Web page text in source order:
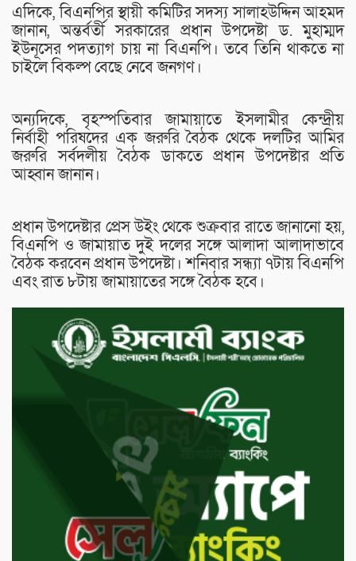
এদিকে, বিএনপির স্থায়ী কমিটির সদস্য সালাহউদ্দিন আহমদ
জানান, অন্তর্বর্তী সরকারের প্রধান উপদেষ্টা ড. মুহাম্মদ
ইউনূসের পদত্যাগ চায় না বিএনপি। তবে তিনি থাকতে না
চাইলে বিকল্প বেছে নেবে জনগণ।
অন্যদিকে, বৃহস্পতিবার জামায়াতে ইসলামীর কেন্দ্রীয়
নির্বাহী পরিষদের এক জরুরি বৈঠক থেকে দলটির আমির
জরুরি সর্বদলীয় বৈঠক ডাকতে প্রধান উপদেষ্টার প্রতি
আহ্বান জানান।
প্রধান উপদেষ্টার প্রেস উইং থেকে শুক্রবার রাতে জানানো হয়,
বিএনপি ও জামায়াত দুই দলের সঙ্গে আলাদা আলাদাভাবে
বৈঠক করবেন প্রধান উপদেষ্টা। শনিবার সন্ধ্যা ৭টায় বিএনপি
এবং রাত ৮টায় জামায়াতের সঙ্গে বৈঠক হবে।